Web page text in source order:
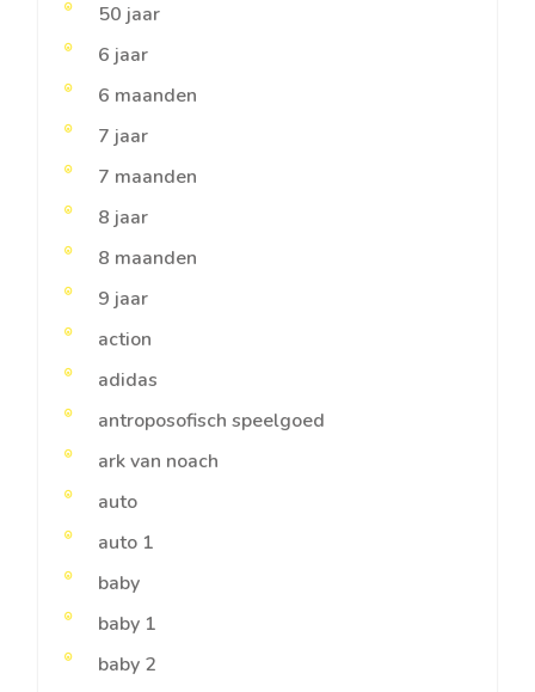
50 jaar
6 jaar
6 maanden
7 jaar
7 maanden
8 jaar
8 maanden
9 jaar
action
adidas
antroposofisch speelgoed
ark van noach
auto
auto 1
baby
baby 1
baby 2